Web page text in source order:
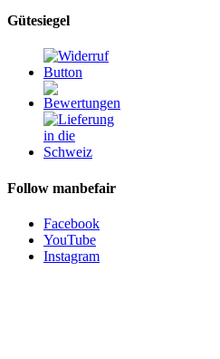
Gütesiegel
Follow manbefair
Facebook
YouTube
Instagram